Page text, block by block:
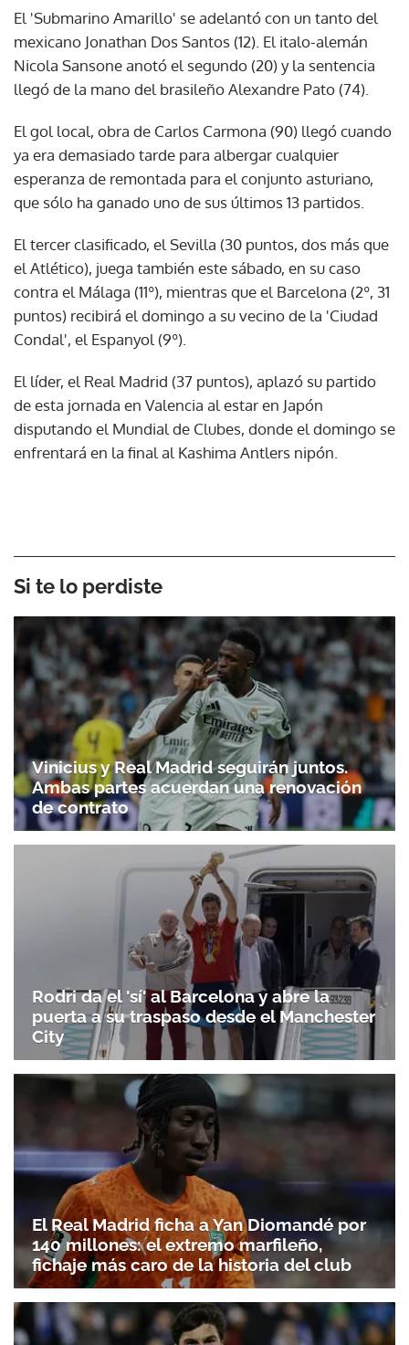
El 'Submarino Amarillo' se adelantó con un tanto del
mexicano Jonathan Dos Santos (12). El italo-alemán
Nicola Sansone anotó el segundo (20) y la sentencia
llegó de la mano del brasileño Alexandre Pato (74).
El gol local, obra de Carlos Carmona (90) llegó cuando
ya era demasiado tarde para albergar cualquier
esperanza de remontada para el conjunto asturiano,
que sólo ha ganado uno de sus últimos 13 partidos.
El tercer clasificado, el Sevilla (30 puntos, dos más que
el Atlético), juega también este sábado, en su caso
contra el Málaga (11º), mientras que el Barcelona (2º, 31
puntos) recibirá el domingo a su vecino de la 'Ciudad
Condal', el Espanyol (9º).
El líder, el Real Madrid (37 puntos), aplazó su partido
de esta jornada en Valencia al estar en Japón
disputando el Mundial de Clubes, donde el domingo se
enfrentará en la final al Kashima Antlers nipón.
Si te lo perdiste
Vinicius y Real Madrid seguirán juntos.
Ambas partes acuerdan una renovación
de contrato
Rodri da el 'sí' al Barcelona y abre la
puerta a su traspaso desde el Manchester
City
El Real Madrid ficha a Yan Diomandé por
140 millones: el extremo marfileño,
fichaje más caro de la historia del club